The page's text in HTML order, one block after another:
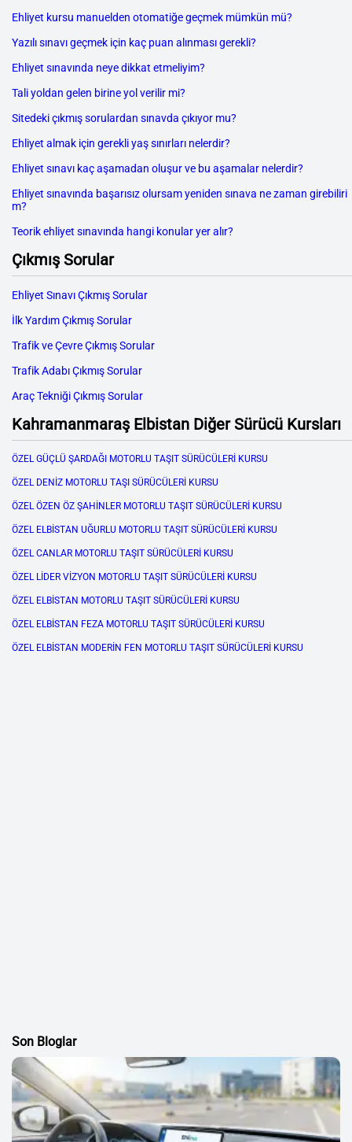
Ehliyet kursu manuelden otomatiğe geçmek mümkün mü?
Yazılı sınavı geçmek için kaç puan alınması gerekli?
Ehliyet sınavında neye dikkat etmeliyim?
Tali yoldan gelen birine yol verilir mi?
Sitedeki çıkmış sorulardan sınavda çıkıyor mu?
Ehliyet almak için gerekli yaş sınırları nelerdir?
Ehliyet sınavı kaç aşamadan oluşur ve bu aşamalar nelerdir?
Ehliyet sınavında başarısız olursam yeniden sınava ne zaman girebiliri
m?
Teorik ehliyet sınavında hangi konular yer alır?
Çıkmış Sorular
Ehliyet Sınavı Çıkmış Sorular
İlk Yardım Çıkmış Sorular
Trafik ve Çevre Çıkmış Sorular
Trafik Adabı Çıkmış Sorular
Araç Tekniği Çıkmış Sorular
Kahramanmaraş Elbistan Diğer Sürücü Kursları
ÖZEL GÜÇLÜ ŞARDAĞI MOTORLU TAŞIT SÜRÜCÜLERİ KURSU
ÖZEL DENİZ MOTORLU TAŞI SÜRÜCÜLERİ KURSU
ÖZEL ÖZEN ÖZ ŞAHİNLER MOTORLU TAŞIT SÜRÜCÜLERİ KURSU
ÖZEL ELBİSTAN UĞURLU MOTORLU TAŞIT SÜRÜCÜLERİ KURSU
ÖZEL CANLAR MOTORLU TAŞIT SÜRÜCÜLERİ KURSU
ÖZEL LİDER VİZYON MOTORLU TAŞIT SÜRÜCÜLERİ KURSU
ÖZEL ELBİSTAN MOTORLU TAŞIT SÜRÜCÜLERİ KURSU
ÖZEL ELBİSTAN FEZA MOTORLU TAŞIT SÜRÜCÜLERİ KURSU
ÖZEL ELBİSTAN MODERİN FEN MOTORLU TAŞIT SÜRÜCÜLERİ KURSU
Son Bloglar